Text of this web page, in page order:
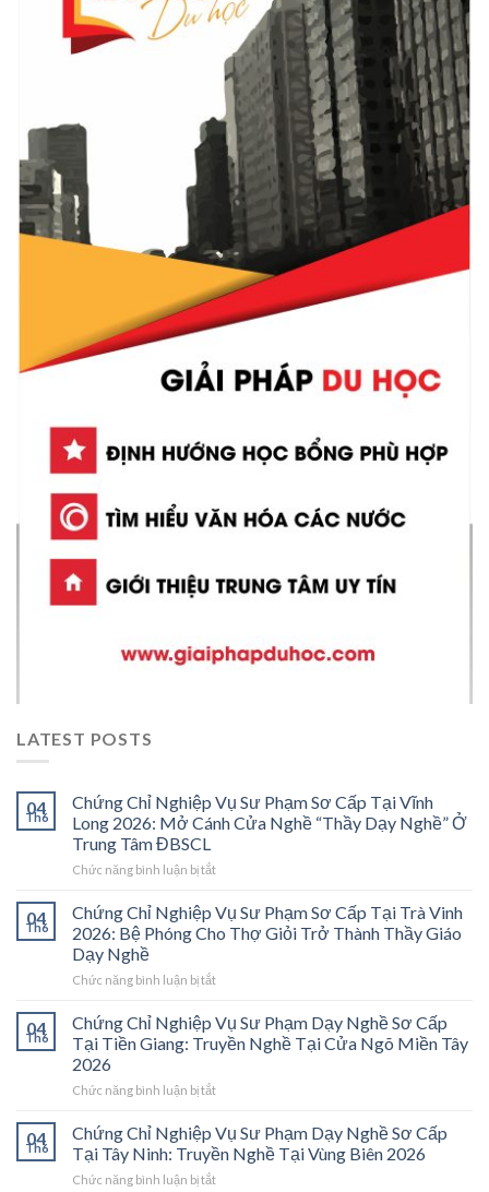
LATEST POSTS
04
Th6
Chứng Chỉ Nghiệp Vụ Sư Phạm Sơ Cấp Tại Vĩnh
Long 2026: Mở Cánh Cửa Nghề “Thầy Dạy Nghề” Ở
Trung Tâm ĐBSCL
Chức năng bình luận bị tắtở
Chỉ
Nghiệp
Vụ
Phạm
Cấp
Tại
Vĩnh
2026:
Cánh
Cửa
Nghề
“Thầy
04
Th6
Chứng Chỉ Nghiệp Vụ Sư Phạm Sơ Cấp Tại Trà Vinh
2026: Bệ Phóng Cho Thợ Giỏi Trở Thành Thầy Giáo
Dạy Nghề
Chức năng bình luận bị tắtở
Chỉ
Nghiệp
Vụ
Phạm
Cấp
Tại
Trà
Vinh
04
Th6
Chứng Chỉ Nghiệp Vụ Sư Phạm Dạy Nghề Sơ Cấp
Tại Tiền Giang: Truyền Nghề Tại Cửa Ngõ Miền Tây
2026
Chức năng bình luận bị tắtở
Chỉ
Nghiệp
Vụ
Sư
04
Th6
Chứng Chỉ Nghiệp Vụ Sư Phạm Dạy Nghề Sơ Cấp
Tại Tây Ninh: Truyền Nghề Tại Vùng Biên 2026
Chức năng bình luận bị tắtở